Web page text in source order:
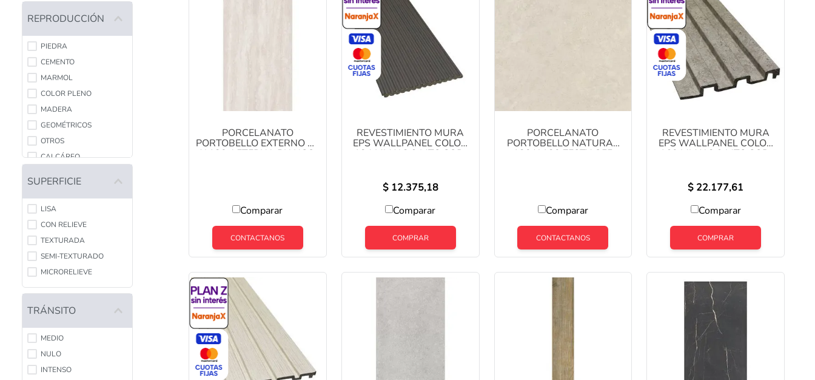
REPRODUCCIÓN
PIEDRA
CEMENTO
MARMOL
COLOR PLENO
MADERA
GEOMÉTRICOS
OTROS
CALCÁREO
SUPERFICIE
LISA
CON RELIEVE
TEXTURADA
SEMI-TEXTURADO
MICRORELIEVE
TRÁNSITO
MEDIO
NULO
INTENSO
PORCELANATO
PORTOBELLO EXTERNO 60
X 120 AETERNA BIANCO
Comparar
CONTACTANOS
REVESTIMIENTO MURA
EPS WALLPANEL COLOR
124 MM X 2,9 MTS COD:
$ 12.375,18
Comparar
COMPRAR
PORCELANATO
PORTOBELLO NATURAL
120 X 120 ZESTY OFF
Comparar
CONTACTANOS
REVESTIMIENTO MURA
EPS WALLPANEL COLOR
160 MM X 2,9 MTS COD:
$ 22.177,61
Comparar
COMPRAR